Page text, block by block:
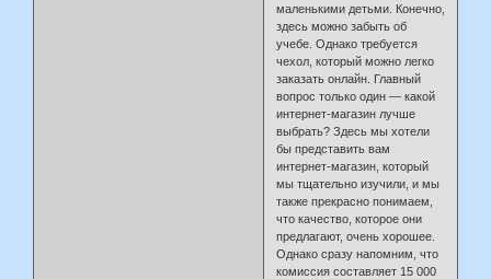
маленькими детьми. Конечно,
здесь можно забыть об
учебе. Однако требуется
чехол, который можно легко
заказать онлайн. Главный
вопрос только один — какой
интернет-магазин лучше
выбрать? Здесь мы хотели
бы представить вам
интернет-магазин, который
мы тщательно изучили, и мы
также прекрасно понимаем,
что качество, которое они
предлагают, очень хорошее.
Однако сразу напомним, что
комиссия составляет 15 000